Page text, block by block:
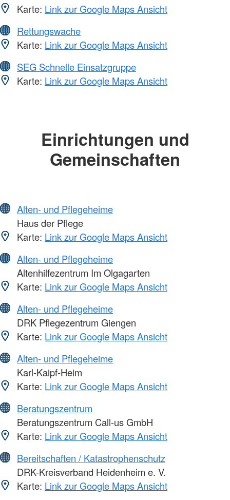
Karte: Link zur Google Maps Ansicht
Rettungswache
Karte: Link zur Google Maps Ansicht
SEG Schnelle Einsatzgruppe
Karte: Link zur Google Maps Ansicht
Einrichtungen und
Gemeinschaften
Alten- und Pflegeheime
Haus der Pflege
Karte: Link zur Google Maps Ansicht
Alten- und Pflegeheime
Altenhilfezentrum Im Olgagarten
Karte: Link zur Google Maps Ansicht
Alten- und Pflegeheime
DRK Pflegezentrum Giengen
Karte: Link zur Google Maps Ansicht
Alten- und Pflegeheime
Karl-Kaipf-Heim
Karte: Link zur Google Maps Ansicht
Beratungszentrum
Beratungszentrum Call-us GmbH
Karte: Link zur Google Maps Ansicht
Bereitschaften / Katastrophenschutz
DRK-Kreisverband Heidenheim e. V.
Karte: Link zur Google Maps Ansicht